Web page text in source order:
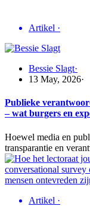
Artikel ·
Bessie Slagt·
13 May, 2026·
Publieke
– wat burgers en
Hoewel media en
transparantie en
Artikel ·